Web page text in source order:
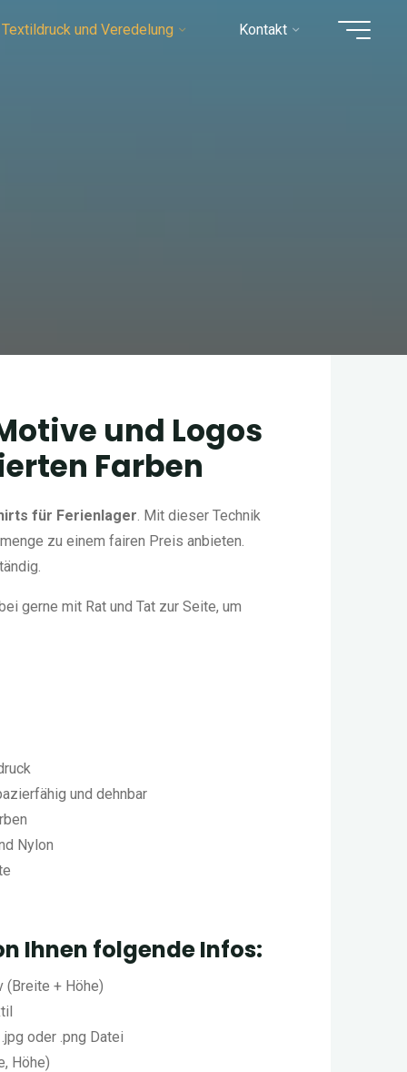
Textildruck und Veredelung Kontakt
und Logos
Farben
für Ferienlager. Mit dieser Technik
zu einem fairen Preis anbieten.
gerne mit Rat und Tat zur Seite, um
und dehnbar
Nylon
Ihnen folgende Infos:
(Breite + Höhe)
oder .png Datei
Höhe)